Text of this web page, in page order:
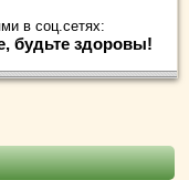
в соц.сетях:
будьте здоровы!